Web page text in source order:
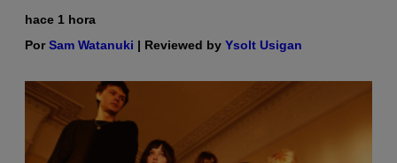
hace 1 hora
PorSam Watanuki | Reviewed by Ysolt Usigan